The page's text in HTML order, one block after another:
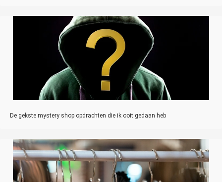
De gekste mystery shop opdrachten die ik ooit gedaan heb